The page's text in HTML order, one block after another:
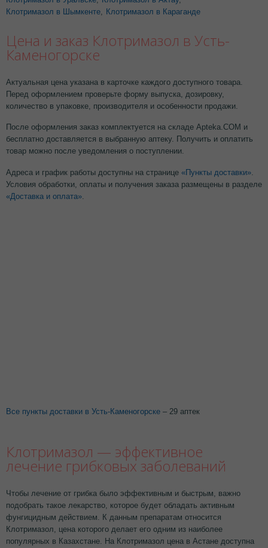
Клотримазол в Шымкенте
Клотримазол в Караганде
Цена и заказ Клотримазол в Усть-
Каменогорске
Актуальная цена указана в карточке каждого доступного товара.
Перед оформлением проверьте форму выпуска, дозировку,
количество в упаковке, производителя и особенности продажи.
После оформления заказ комплектуется на складе Apteka.COM и
бесплатно доставляется в выбранную аптеку. Получить и оплатить
товар можно после уведомления о поступлении.
Адреса и график работы доступны на странице «Пункты доставки»
Условия обработки, оплаты и получения заказа размещены в разделе
«Доставка и оплата»
Все пункты доставки в Усть-Каменогорске – 29 аптек
Клотримазол — эффективное
лечение грибковых заболеваний
Чтобы лечение от грибка было эффективным и быстрым, важно
подобрать такое лекарство, которое будет обладать активным
фунгицидным действием. К данным препаратам относится
Клотримазол, цена которого делает его одним из наиболее
популярных в Казахстане. На Клотримазол цена в Астане доступна